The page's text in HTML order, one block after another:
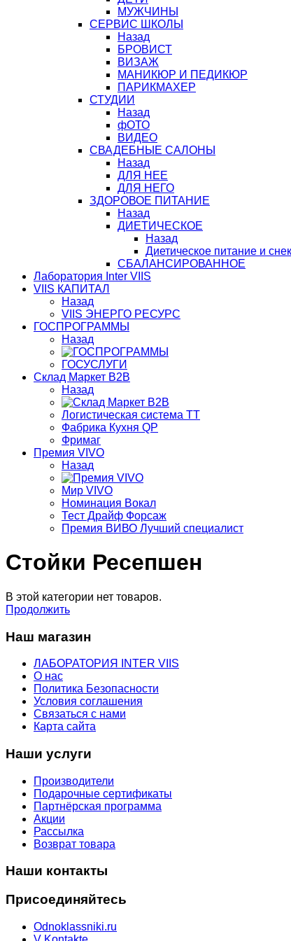
МУЖЧИНЫ
СЕРВИС ШКОЛЫ
Назад
БРОВИСТ
ВИЗАЖ
МАНИКЮР И ПЕДИКЮР
ПАРИКМАХЕР
СТУДИИ
Назад
фОТО
ВИДЕО
СВАДЕБНЫЕ САЛОНЫ
Назад
ДЛЯ НЕЕ
ДЛЯ НЕГО
ЗДОРОВОЕ ПИТАНИЕ
Назад
ДИЕТИЧЕСКОЕ
Назад
Диетическое питание и
СБАЛАНСИРОВАННОЕ
Лаборатория Inter VIIS
VIIS КАПИТАЛ
Назад
VIIS ЭНЕРГО РЕСУРС
ГОСПРОГРАММЫ
Назад
ГОСУСЛУГИ
Склад Маркет В2В
Назад
Логистическая система ТТ
Фабрика Кухня QP
Фримаг
Премия VIVO
Назад
Мир VIVO
Номинация Вокал
Тест Драйф Форсаж
Премия ВИВО Лучший специалист
Стойки Ресепшен
В этой категории нет товаров.
Продолжить
Наш магазин
ЛАБОРАТОРИЯ INTER VIIS
О нас
Политика Безопасности
Условия соглашения
Связаться с нами
Карта сайта
Наши услуги
Производители
Подарочные сертификаты
Партнёрская программа
Акции
Рассылка
Возврат товара
Наши контакты
Присоединяйтесь
Odnoklassniki.ru